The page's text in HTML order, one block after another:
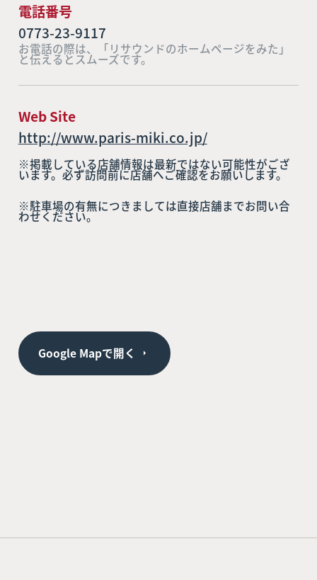
電話番号
0773-23-9117
お電話の際は、「リサウンドのホームページをみた」
と伝えるとスムーズです。
Web Site
http://www.paris-miki.co.jp/
※掲載している店舗情報は最新ではない可能性がござ
います。必ず訪問前に店舗へご確認をお願いします。
※駐車場の有無につきましては直接店舗までお問い合
わせください。
Google Mapで開く